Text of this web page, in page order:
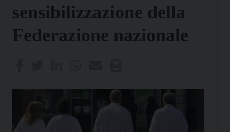
sensibilizzazione della
Federazione nazionale